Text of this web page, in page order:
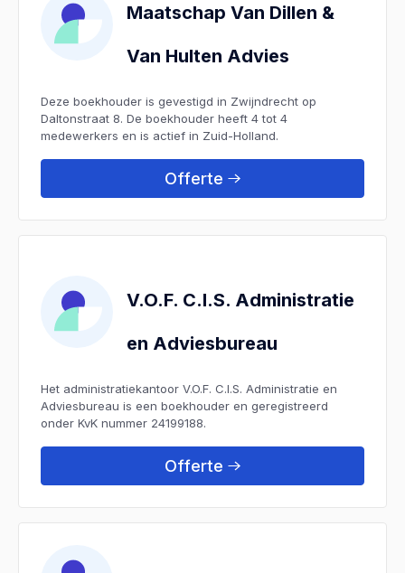
Maatschap Van Dillen &
Van Hulten Advies
Deze boekhouder is gevestigd in Zwijndrecht op
Daltonstraat 8. De boekhouder heeft 4 tot 4
medewerkers en is actief in Zuid-Holland.
Offerte
V.O.F. C.I.S. Administratie
en Adviesbureau
Het administratiekantoor V.O.F. C.I.S. Administratie en
Adviesbureau is een boekhouder en geregistreerd
onder KvK nummer 24199188.
Offerte